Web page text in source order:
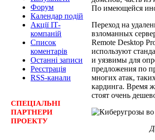
Форум
Календар подій
Акції ІТ-
компаній
Список
коментарів
Останні записи
Реєстрація
RSS-канали
СПЕЦІАЛЬНІ
ПАРТНЕРИ
ПРОЕКТУ
По имеющейся
Переход на
взломанных
Remote Desktop
используют
и уязвимы для
предложения по
многих атак,
кардинга. Время
стоят очень